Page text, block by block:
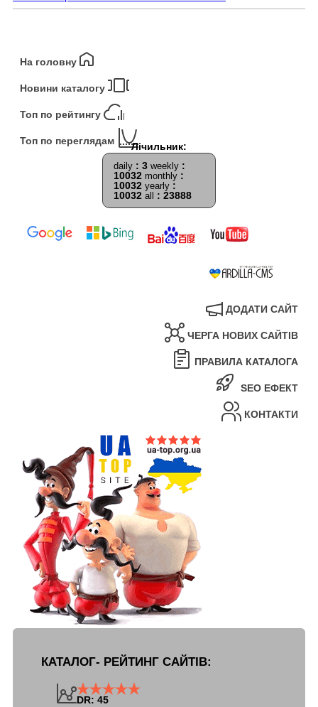
На головну
Новини каталогу
Топ по рейтингу
Топ по переглядам
daily : 3 weekly :
10032 monthly :
10032 yearly :
10032 all : 23888
ДОДАТИ САЙТ
ЧЕРГА НОВИХ САЙТІВ
ПРАВИЛА КАТАЛОГА
SEO ЕФЕКТ
КОНТАКТИ
КАТАЛОГ- РЕЙТИНГ САЙТІВ:
DR: 45